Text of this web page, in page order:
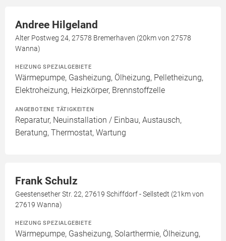
Andree Hilgeland
Alter Postweg 24, 27578 Bremerhaven (20km von 27578
Wanna)
HEIZUNG SPEZIALGEBIETE
Wärmepumpe, Gasheizung, Ölheizung, Pelletheizung,
Elektroheizung, Heizkörper, Brennstoffzelle
ANGEBOTENE TÄTIGKEITEN
Reparatur, Neuinstallation / Einbau, Austausch,
Beratung, Thermostat, Wartung
Frank Schulz
Geestensether Str. 22, 27619 Schiffdorf - Sellstedt (21km von
27619 Wanna)
HEIZUNG SPEZIALGEBIETE
Wärmepumpe, Gasheizung, Solarthermie, Ölheizung,